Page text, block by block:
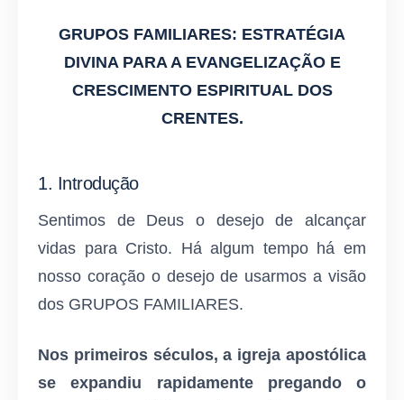
GRUPOS FAMILIARES: ESTRATÉGIA
DIVINA PARA A EVANGELIZAÇÃO E
CRESCIMENTO ESPIRITUAL DOS
CRENTES.
1. Introdução
Sentimos de Deus o desejo de alcançar
vidas para Cristo. Há algum tempo há em
nosso coração o desejo de usarmos a visão
dos GRUPOS FAMILIARES.
Nos primeiros séculos, a igreja apostólica
se expandiu rapidamente pregando o